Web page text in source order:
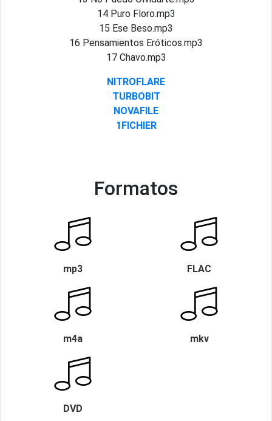
14 Puro Floro.mp3
15 Ese Beso.mp3
16 Pensamientos Eróticos.mp3
17 Chavo.mp3
NITROFLARE
TURBOBIT
NOVAFILE
1FICHIER
Formatos
mp3 FLAC
m4a mkv
DVD